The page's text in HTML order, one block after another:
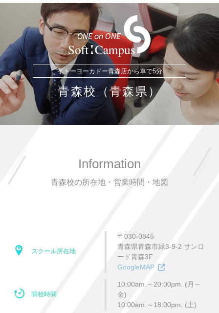
イトーヨーカドー青森店から車で5分
青森校（青森県）
Information
青森校の所在地・営業時間・地図
スクール所在地
〒030-0845
青森県青森市緑3-9-2 サンロ
ード青森3F
GoogleMAP
開校時間
10:00am.～20:00pm. (月～
金)
10:00am.～18:00pm. (土)